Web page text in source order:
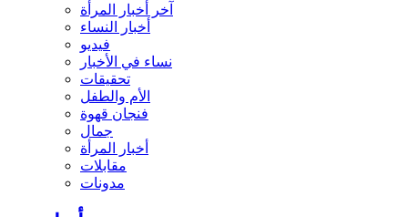
آخر أخبار المرأة
أخبار النساء
فيديو
نساء في الأخبار
تحقيقات
الأم والطفل
فنجان قهوة
جمال
أخبار المرأة
مقابلات
مدونات